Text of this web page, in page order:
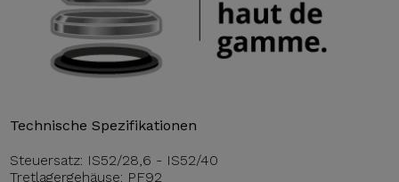
Technische Spezifikationen
Steuersatz: IS52/28,6 - IS52/40
Tretlagergehäuse: PF92